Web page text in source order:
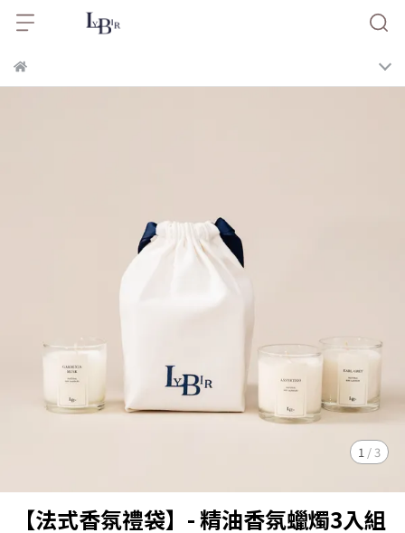
1 /3
【法式香氛禮袋】- 精油香氛蠟燭3入組